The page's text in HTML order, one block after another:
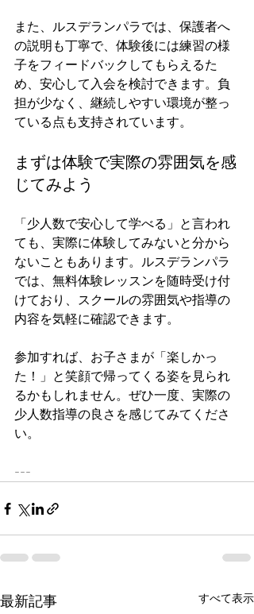
また、ルスデランパラでは、保護者へ
の説明も丁寧で、体験後には練習の様
子をフィードバックしてもらえるた
め、安心して入会を検討できます。負
担が少なく、継続しやすい環境が整っ
ている点も支持されています。
まずは体験で実際の雰囲気を感
じてみよう
「少人数で安心して学べる」と言われ
ても、実際に体験してみないと分から
ないこともあります。ルスデランパラ
では、無料体験レッスンを随時受け付
けており、スクールの雰囲気や指導の
内容を気軽に確認できます。
参加すれば、お子さまが「楽しかっ
た！」と笑顔で帰ってくる姿を見られ
るかもしれません。ぜひ一度、実際の
少人数指導の良さを感じてみてくださ
い。
---
最新記事 すべて表示